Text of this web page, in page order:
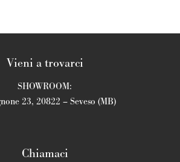
Vieni a trovarci
SHOWROOM:
23, 20822 – Seveso (MB)
Chiamaci